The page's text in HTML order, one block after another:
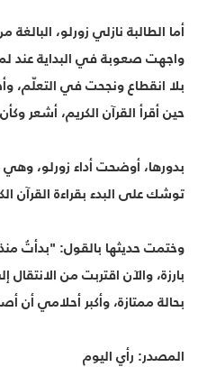
واجهت صعوبة في البداية عند
بلا انقطاع ونجحت في
حين أقرأ القرآن الكريم، أشعر
توشك على البدء بقراءة القرآن
وختمت حديثها بالقول: "بدأتُ منذ
بارزة، والآن اقتربت من
بحالة ممتازة، وأكبر أحلامي أن
المصدر: رأي اليوم